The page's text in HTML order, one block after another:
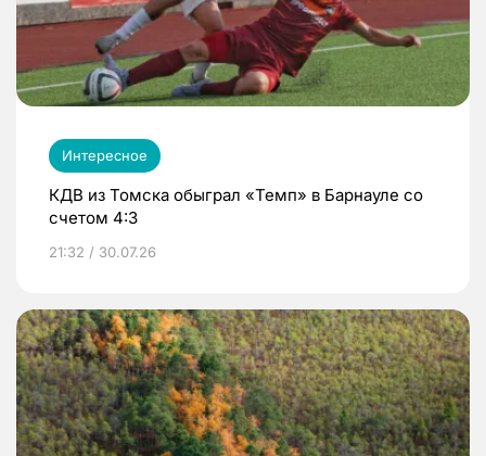
Интересное
КДВ из Томска обыграл «Темп» в Барнауле со
счетом 4:3
21:32 / 30.07.26